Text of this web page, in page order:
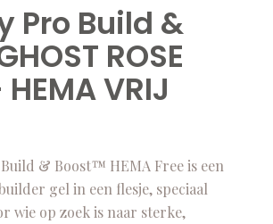
Pro Build &
ROSE
VRIJ
& Boost™ HEMA Free is een
gel in een flesje, speciaal
wie op zoek is naar sterke,